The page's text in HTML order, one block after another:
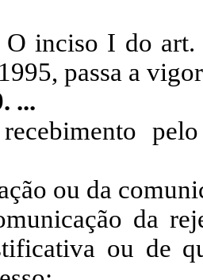
O inciso I do art.
passa a
...
ou da
da
ou de